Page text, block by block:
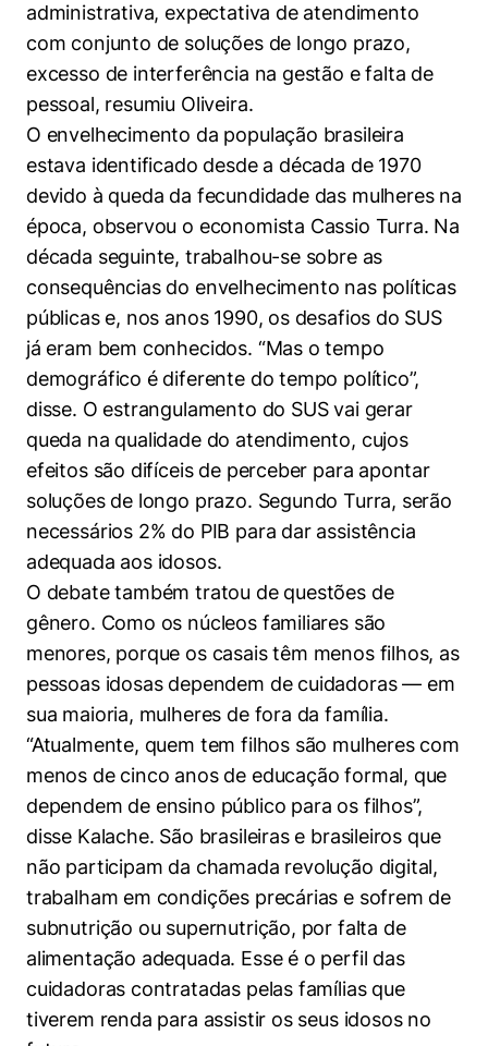
administrativa, expectativa de atendimento
com conjunto de soluções de longo prazo,
excesso de interferência na gestão e falta de
pessoal, resumiu Oliveira.
O envelhecimento da população brasileira
estava identificado desde a década de 1970
devido à queda da fecundidade das mulheres na
época, observou o economista Cassio Turra. Na
década seguinte, trabalhou-se sobre as
consequências do envelhecimento nas políticas
públicas e, nos anos 1990, os desafios do SUS
já eram bem conhecidos. “Mas o tempo
demográfico é diferente do tempo político”,
disse. O estrangulamento do SUS vai gerar
queda na qualidade do atendimento, cujos
efeitos são difíceis de perceber para apontar
soluções de longo prazo. Segundo Turra, serão
necessários 2% do PIB para dar assistência
adequada aos idosos.
O debate também tratou de questões de
gênero. Como os núcleos familiares são
menores, porque os casais têm menos filhos, as
pessoas idosas dependem de cuidadoras — em
sua maioria, mulheres de fora da família.
“Atualmente, quem tem filhos são mulheres com
menos de cinco anos de educação formal, que
dependem de ensino público para os filhos”,
disse Kalache. São brasileiras e brasileiros que
não participam da chamada revolução digital,
trabalham em condições precárias e sofrem de
subnutrição ou supernutrição, por falta de
alimentação adequada. Esse é o perfil das
cuidadoras contratadas pelas famílias que
tiverem renda para assistir os seus idosos no